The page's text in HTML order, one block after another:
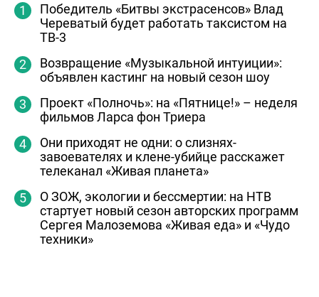
Победитель «Битвы экстрасенсов» Влад
Череватый будет работать таксистом на
ТВ-3
Возвращение «Музыкальной интуиции»:
объявлен кастинг на новый сезон шоу
Проект «Полночь»: на «Пятнице!» – неделя
фильмов Ларса фон Триера
Они приходят не одни: о слизнях-
завоевателях и клене-убийце расскажет
телеканал «Живая планета»
О ЗОЖ, экологии и бессмертии: на НТВ
стартует новый сезон авторских программ
Сергея Малоземова «Живая еда» и «Чудо
техники»